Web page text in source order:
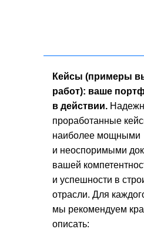
Кейсы (примеры
работ): ваше
в действии.
проработанные
наиболее мощными
и неоспоримыми
вашей
и успешности в
отрасли. Для
мы рекомендуем
описать: